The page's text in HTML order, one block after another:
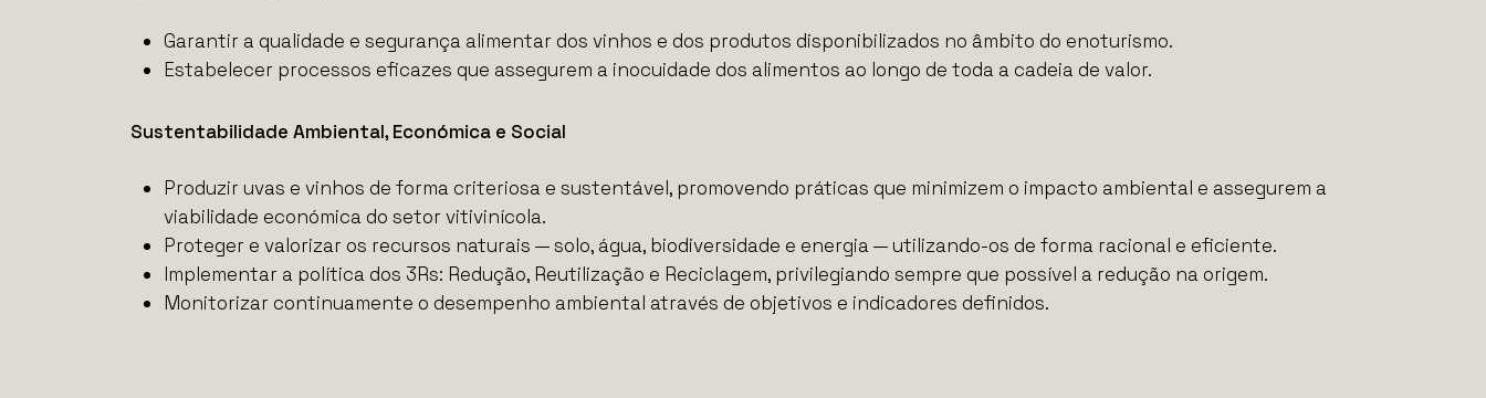
Garantir a qualidade e segurança alimentar dos vinhos e dos produtos disponibilizados no âmbito do enoturismo.
Estabelecer processos eficazes que assegurem a inocuidade dos alimentos ao longo de toda a cadeia de valor.
Sustentabilidade Ambiental, Económica e Social
Produzir uvas e vinhos de forma criteriosa e sustentável, promovendo práticas que minimizem o impacto ambiental e assegurem a
viabilidade económica do setor vitivinícola.
Proteger e valorizar os recursos naturais — solo, água, biodiversidade e energia — utilizando-os de forma racional e eficiente.
Implementar a política dos 3Rs: Redução, Reutilização e Reciclagem, privilegiando sempre que possível a redução na origem.
Monitorizar continuamente o desempenho ambiental através de objetivos e indicadores definidos.